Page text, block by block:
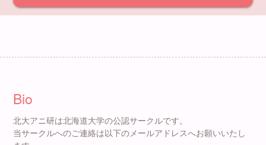
Bio
北大アニ研は北海道大学の公認サークルです。
当サークルへのご連絡は以下のメールアドレスへお願いいたし